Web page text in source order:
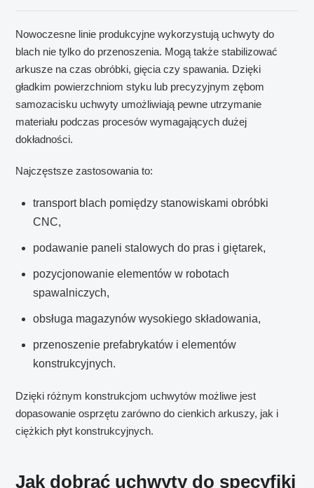
Nowoczesne linie produkcyjne wykorzystują uchwyty do
blach nie tylko do przenoszenia. Mogą także stabilizować
arkusze na czas obróbki, gięcia czy spawania. Dzięki
gładkim powierzchniom styku lub precyzyjnym zębom
samozacisku uchwyty umożliwiają pewne utrzymanie
materiału podczas procesów wymagających dużej
dokładności.
Najczęstsze zastosowania to:
transport blach pomiędzy stanowiskami obróbki
CNC,
podawanie paneli stalowych do pras i giętarek,
pozycjonowanie elementów w robotach
spawalniczych,
obsługa magazynów wysokiego składowania,
przenoszenie prefabrykatów i elementów
konstrukcyjnych.
Dzięki różnym konstrukcjom uchwytów możliwe jest
dopasowanie osprzętu zarówno do cienkich arkuszy, jak i
ciężkich płyt konstrukcyjnych.
Jak dobrać uchwyty do specyfiki